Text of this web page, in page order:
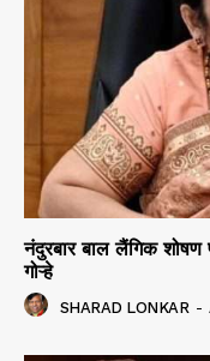
नंदुरबार बाल लैंगिक शोषण
गोऱ्हे
SHARAD LONKAR -